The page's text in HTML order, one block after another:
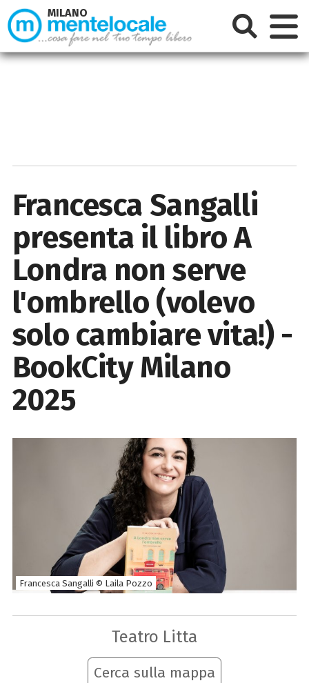
Francesca Sangalli
presenta il libro A
Londra non serve
l'ombrello (volevo
solo cambiare vita!) -
BookCity Milano
2025
Francesca Sangalli © Laila Pozzo
Teatro Litta
Cerca sulla mappa
MILANO